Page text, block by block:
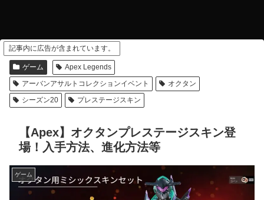
記事内に広告が含まれています。
ゲーム
Apex Legends
アーバンアサルトコレクションイベント
オクタン
シーズン20
プレステージスキン
【Apex】オクタンプレステージスキン登
場！入手方法、進化方法等
ゲーム